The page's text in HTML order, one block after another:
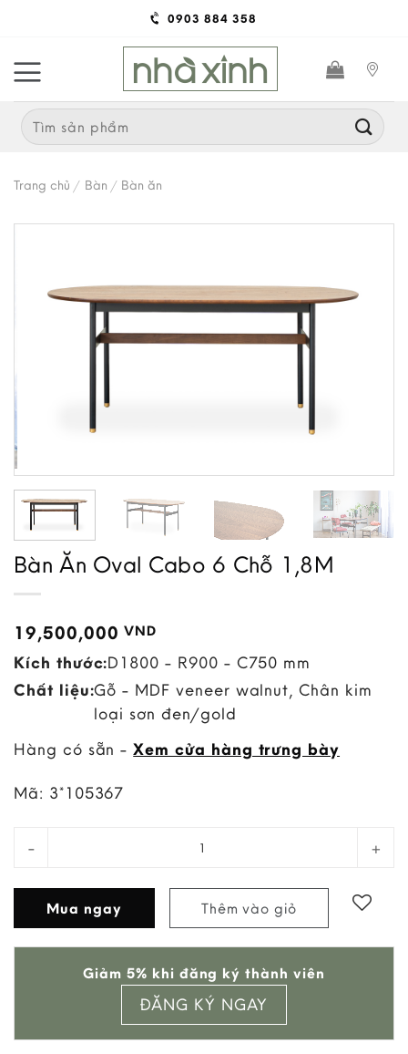
content
0903 884 358
Search
for:
Trang chủ / Bàn / Bàn ăn
Bàn Ăn Oval Cabo 6 Chỗ 1,8M
19,500,000VND
Kích thước:D1800 - R900 - C750 mm
Chất liệu:Gỗ - MDF veneer walnut, Chân kim
loại sơn đen/gold
Hàng có sẵn -Xem cửa hàng trưng bày
Mã: 3*105367
Mua ngay Thêm vào giỏ
wishlist
Giảm 5% khi đăng ký thành viên
ĐĂNG KÝ NGAY